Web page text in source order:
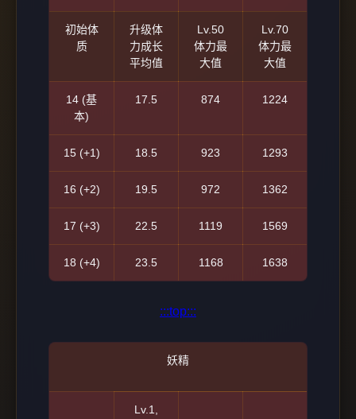
初始体
质
升级体
力成长
平均值
Lv.50
体力最
大值
Lv.70
体力最
大值
14 (基
本)
17.5 874 1224
15 (+1) 18.5 923 1293
16 (+2) 19.5 972 1362
17 (+3) 22.5 1119 1569
18 (+4) 23.5 1168 1638
:::top:::
妖精
Lv.1,